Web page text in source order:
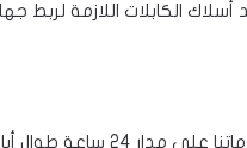
الكابلات اللازمة لربط
طوال أيام الأسبوع، حتى في العطلات الرسمية.